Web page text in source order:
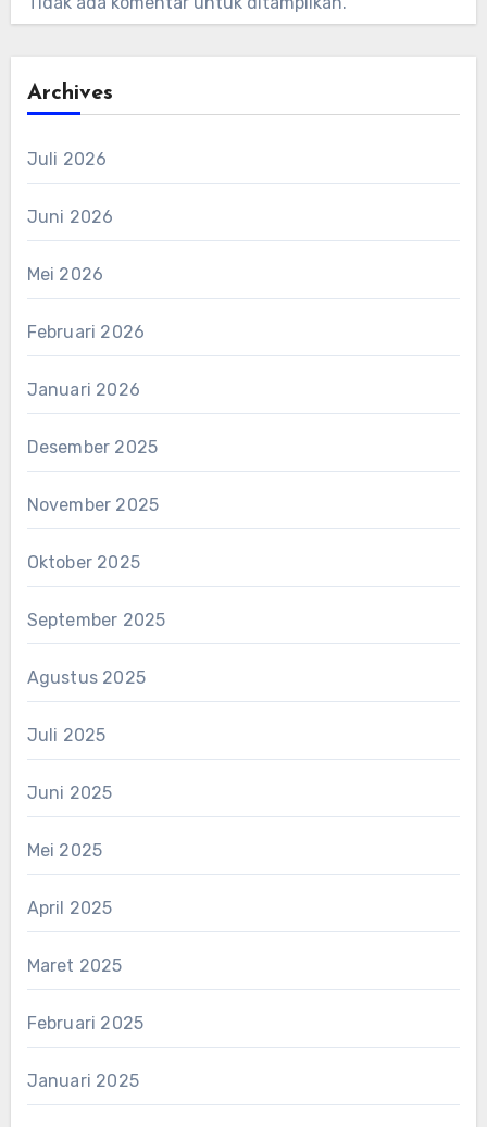
Archives
Juli 2026
Juni 2026
Mei 2026
Februari 2026
Januari 2026
Desember 2025
November 2025
Oktober 2025
September 2025
Agustus 2025
Juli 2025
Juni 2025
Mei 2025
April 2025
Maret 2025
Februari 2025
Januari 2025